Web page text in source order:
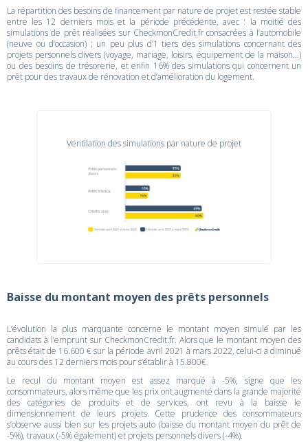
La répartition des besoins de financement par nature de projet est restée stable
entre les 12 derniers mois et la période précédente, avec : la moitié des
simulations de prêt réalisées sur CheckmonCredit.fr consacrées à l’automobile
(neuve ou d’occasion) ; un peu plus d’1 tiers des simulations concernant des
projets personnels divers (voyage, mariage, loisirs, équipement de la maison…)
ou des besoins de trésorerie, et enfin 16% des simulations qui concernent un
prêt pour des travaux de rénovation et d’amélioration du logement.
Ventilation des simulations par nature de projet
Baisse du montant moyen des prêts personnels
L’évolution la plus marquante concerne le montant moyen simulé par les
candidats à l’emprunt sur CheckmonCredit.fr. Alors que le montant moyen des
prêts était de 16.600 € sur la période avril 2021 à mars 2022, celui-ci a diminué
au cours des 12 derniers mois pour s’établir à 15.800€.
Le recul du montant moyen est assez marqué à -5%, signe que les
consommateurs, alors même que les prix ont augmenté dans la grande majorité
des catégories de produits et de services, ont revu à la baisse le
dimensionnement de leurs projets. Cette prudence des consommateurs
s’observe aussi bien sur les projets auto (baisse du montant moyen du prêt de
-5%), travaux (-5% également) et projets personnels divers (-4%).